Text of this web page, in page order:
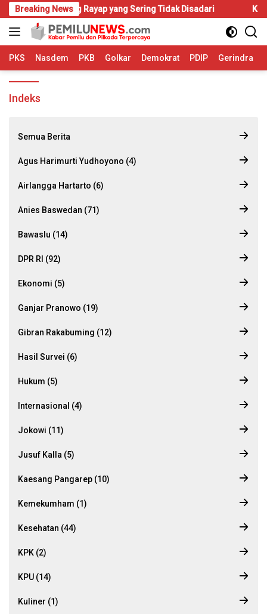
Langsung
ke
konten
Breaking News
Mulai Diserang Rayap yang Sering Tidak Disadari KIP-
PKS Nasdem PKB Golkar Demokrat PDIP Gerindra
Indeks
Semua Berita
Agus Harimurti Yudhoyono (4)
Airlangga Hartarto (6)
Anies Baswedan (71)
Bawaslu (14)
DPR RI (92)
Ekonomi (5)
Ganjar Pranowo (19)
Gibran Rakabuming (12)
Hasil Survei (6)
Hukum (5)
Internasional (4)
Jokowi (11)
Jusuf Kalla (5)
Kaesang Pangarep (10)
Kemekumham (1)
Kesehatan (44)
KPK (2)
KPU (14)
Kuliner (1)